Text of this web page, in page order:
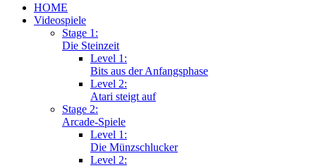
HOME
Videospiele
Stage 1:
Die Steinzeit
Level 1:
Bits aus der Anfangsphase
Level 2:
Atari steigt auf
Stage 2:
Arcade-Spiele
Level 1:
Die Münzschlucker
Level 2: